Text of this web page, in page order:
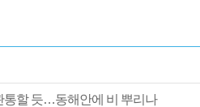
통할 듯…동해안에 비 뿌리나